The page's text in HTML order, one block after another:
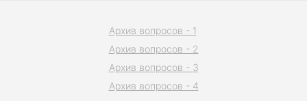
Архив вопросов - 1
Архив вопросов - 2
Архив вопросов - 3
Архив вопросов - 4